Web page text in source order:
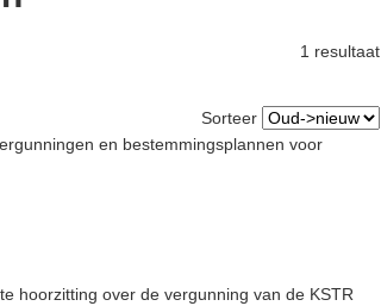
1 resultaat
Sorteer
en bestemmingsplannen voor
hoorzitting over de vergunning van de KSTR